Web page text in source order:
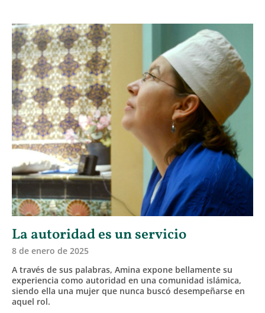
La autoridad es un servicio
8 de enero de 2025
A través de sus palabras, Amina expone bellamente su
experiencia como autoridad en una comunidad islámica,
siendo ella una mujer que nunca buscó desempeñarse en
aquel rol.